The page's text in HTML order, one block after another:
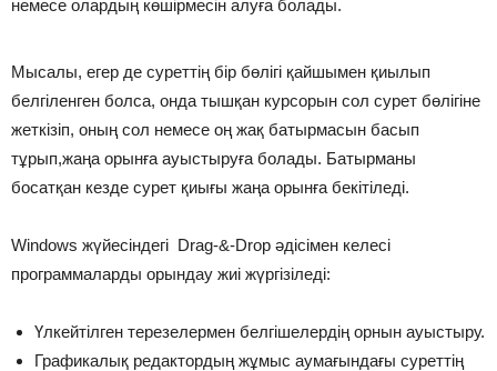
немесе олардың көшірмесін алуға болады.
Мысалы, егер де суреттің бір бөлігі қайшымен қиылып
белгіленген болса, онда тышқан курсорын сол сурет бөлігіне
жеткізіп, оның сол немесе оң жақ батырмасын басып
тұрып,жаңа орынға ауыстыруға болады. Батырманы
босатқан кезде сурет қиығы жаңа орынға бекітіледі.
Windows жүйесіндегі Drag-&-Drop әдісімен келесі
программаларды орындау жиі жүргізіледі:
Үлкейтілген терезелермен белгішелердің орнын ауыстыру.
Графикалық редактордың жұмыс аумағындағы суреттің